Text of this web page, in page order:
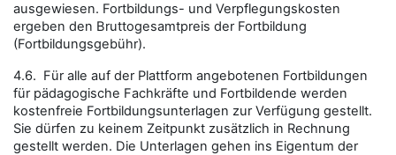
ausgewiesen. Fortbildungs- und Verpflegungskosten
ergeben den Bruttogesamtpreis der Fortbildung
(Fortbildungsgebühr).
4.6. Für alle auf der Plattform angebotenen Fortbildungen
für pädagogische Fachkräfte und Fortbildende werden
kostenfreie Fortbildungsunterlagen zur Verfügung gestellt.
Sie dürfen zu keinem Zeitpunkt zusätzlich in Rechnung
gestellt werden. Die Unterlagen gehen ins Eigentum der